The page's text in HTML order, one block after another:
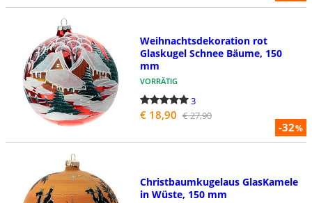
-32%
Weihnachtsdekoration rot
Glaskugel Schnee Bäume, 150
mm
VORRÄTIG
3
€ 18,90 € 27,90
Christbaumkugelaus GlasKamele
in Wüste, 150 mm